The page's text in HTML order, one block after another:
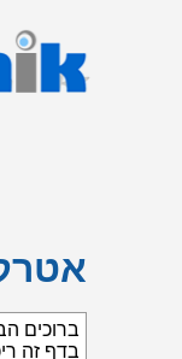
ברוכים
בדף זה